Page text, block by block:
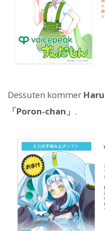
Dessuten kommer
「Poron-chan」 .